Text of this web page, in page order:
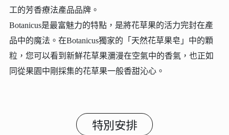
工的芳香療法產品品牌。
Botanicus是最富魅力的特點，是將花草果的活力完封在產
品中的魔法。在Botanicus獨家的「天然花草果皂」中的顆
粒，您可以看到新鮮花草果瀰漫在空氣中的香氣，也正如
同從果園中剛採集的花草果一般香甜沁心。
特別安排